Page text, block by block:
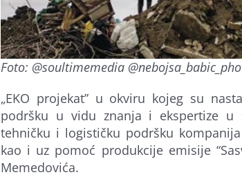
Foto: @soultimemedia
„EKO projekat” u okviru kojeg su
podršku u vidu znanja i ekspertize u
tehničku i logističku podršku kompanija
kao i uz pomoć produkcije emisije
Memedovića.